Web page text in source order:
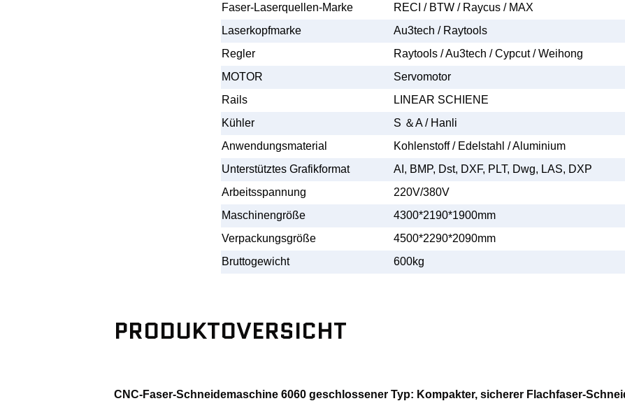
Faser-Laserquellen-Marke
RECI / BTW / Raycus / MAX
Laserkopfmarke
Au3tech / Raytools
Regler
Raytools / Au3tech / Cypcut / Weihong
MOTOR
Servomotor
Rails
LINEAR SCHIENE
Kühler
S ＆A / Hanli
Anwendungsmaterial
Kohlenstoff / Edelstahl / Aluminium
Unterstütztes Grafikformat
AI, BMP, Dst, DXF, PLT, Dwg, LAS, DXP
Arbeitsspannung
220V/380V
Maschinengröße
4300*2190*1900mm
Verpackungsgröße
4500*2290*2090mm
Bruttogewicht
600kg
PRODUKTOVERSICHT
CNC-Faser-Schneidemaschine 6060 geschlossener Typ: Kompakter, sicherer Flachfaser-